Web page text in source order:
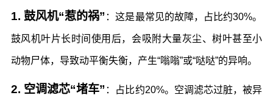
1. 鼓风机“惹的祸” ：这是最常见的故障，占比约30%。
鼓风机叶片长时间使用后，会吸附大量灰尘、树叶甚至小
动物尸体，导致动平衡失衡，产生“嗡嗡”或“哒哒”的异响。
2. 空调滤芯“堵车” ：占比约20%。空调滤芯过脏，被异